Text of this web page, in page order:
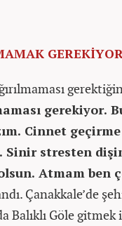
gerekiyor.
Cinnet
stresten
Atmam ben
Çanakkale’de
Balıklı Göle